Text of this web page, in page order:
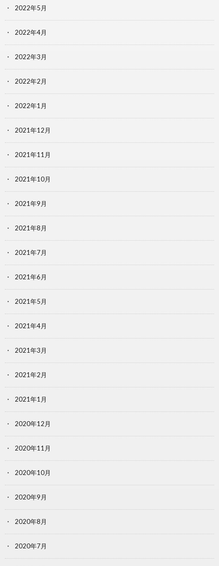
2022年5月
2022年4月
2022年3月
2022年2月
2022年1月
2021年12月
2021年11月
2021年10月
2021年9月
2021年8月
2021年7月
2021年6月
2021年5月
2021年4月
2021年3月
2021年2月
2021年1月
2020年12月
2020年11月
2020年10月
2020年9月
2020年8月
2020年7月